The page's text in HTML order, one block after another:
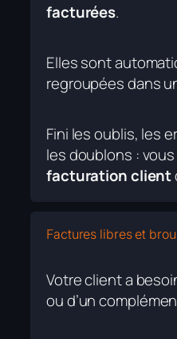
facturées.
Elles sont
regroupées dans
Fini les oublis, les
les doublons :
facturation client
Factures libres et
Votre client a
ou d’un